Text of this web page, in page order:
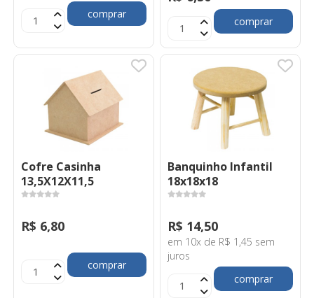
comprar
comprar
Cofre Casinha
13,5X12X11,5
R$ 6,80
comprar
Banquinho Infantil
18x18x18
R$ 14,50
em 10x de R$ 1,45 sem
juros
comprar